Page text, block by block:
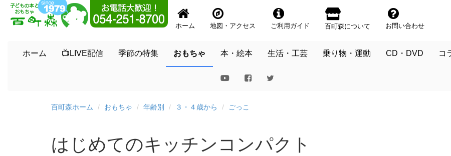
ホーム 地図・アクセス ご利用ガイド 百町森について お問い合わせ
ホーム 📺LIVE配信 季節の特集 おもちゃ 本・絵本 生活・工芸 乗り物・運動 CD・DVD コ
百町森ホーム おもちゃ 年齢別 ３・４歳から ごっこ
はじめてのキッチンコンパクト